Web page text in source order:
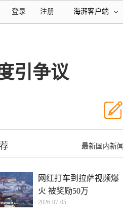
海湃客户端
注册
登录
引争议
最新国内新闻
网红打车到拉萨视频爆
火 被奖励50万
2026-07-05